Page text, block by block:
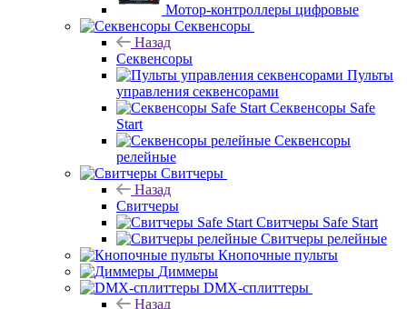
Мотор-контроллеры цифровые
Секвенсоры
Назад
Секвенсоры
Пульты
управления секвенсорами
Секвенсоры Safe
Start
Секвенсоры
релейные
Свитчеры
Назад
Свитчеры
Свитчеры Safe Start
Свитчеры релейные
Кнопочные пульты
Диммеры
DMX-сплиттеры
Назад